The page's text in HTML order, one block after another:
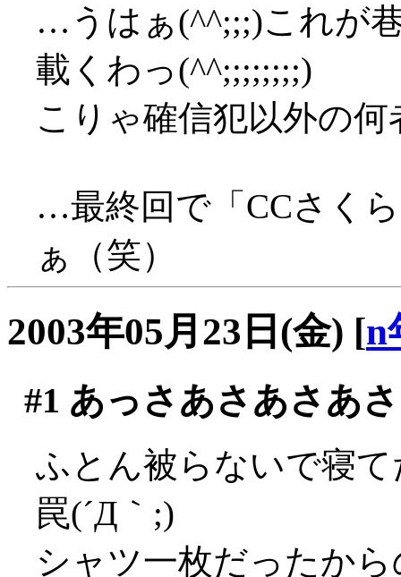
…うはぁ(^^;;;)これが
載くわっ(^^;;;;;;;;)
こりゃ確信犯以外の
…最終回で「CCさく
ぁ（笑）
2003年05月23日(金) [n
#1 あっさあさあさあ
ふとん被らないで寝
罠(´Д｀;)
シャツ一枚だったから